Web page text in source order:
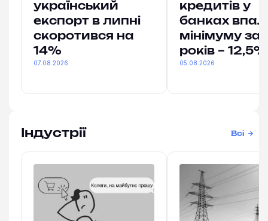
український
експорт в липні
скоротився на
14%
07.08.2026
кредитів у
банках
мінімуму за
років – 12,5%
05.08.2026
Індустрії Всі